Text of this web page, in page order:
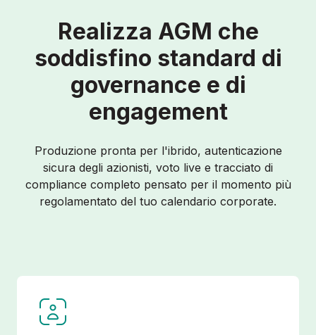
Realizza AGM che
soddisfino standard di
governance e di
engagement
Produzione pronta per l'ibrido, autenticazione
sicura degli azionisti, voto live e tracciato di
compliance completo pensato per il momento più
regolamentato del tuo calendario corporate.